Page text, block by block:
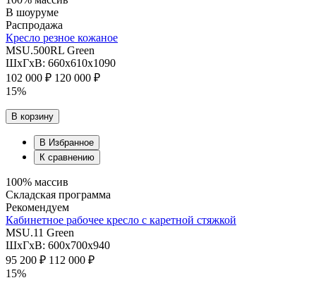
В шоуруме
Распродажа
Кресло резное кожаное
MSU.500RL Green
ШхГхВ: 660х610х1090
102 000 ₽ 120 000 ₽
15%
В корзину
В Избранное
К сравнению
100% массив
Складская программа
Рекомендуем
Кабинетное рабочее кресло с каретной стяжкой
MSU.11 Green
ШхГхВ: 600х700х940
95 200 ₽ 112 000 ₽
15%